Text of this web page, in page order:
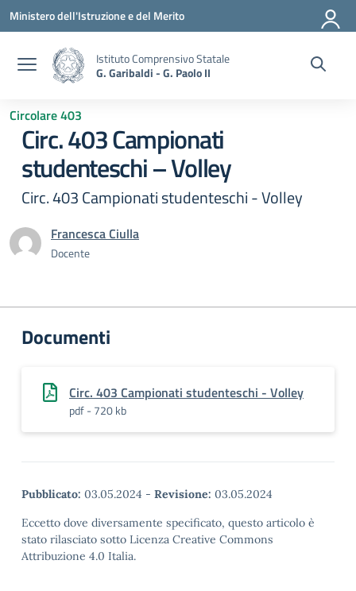
Vai ai contenuti
Vai al menu di navigazione
Vai al footer
Ministero dell'Istruzione e del Merito
Istituto Comprensivo Statale
G. Garibaldi - G. Paolo II
Circolare 403
Circ. 403 Campionati
studenteschi – Volley
Circ. 403 Campionati studenteschi - Volley
Francesca Ciulla
Docente
Documenti
Circ. 403 Campionati studenteschi - Volley
pdf - 720 kb
Pubblicato: 03.05.2024 - Revisione: 03.05.2024
Eccetto dove diversamente specificato, questo articolo è
stato rilasciato sotto Licenza Creative Commons
Attribuzione 4.0 Italia.